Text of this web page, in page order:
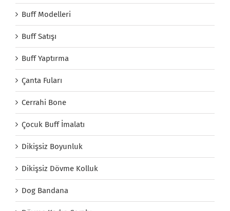
Buff Modelleri
Buff Satışı
Buff Yaptırma
Çanta Fuları
Cerrahi Bone
Çocuk Buff İmalatı
Dikişsiz Boyunluk
Dikişsiz Dövme Kolluk
Dog Bandana